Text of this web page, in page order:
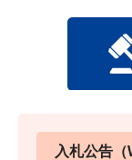
入札公告（